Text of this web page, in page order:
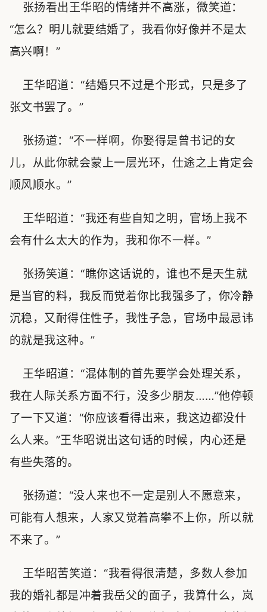
张扬看出王华昭的情绪并不高涨，微笑道：
“怎么？明儿就要结婚了，我看你好像并不是太
高兴啊！”
王华昭道：“结婚只不过是个形式，只是多了
张文书罢了。”
张扬道：“不一样啊，你娶得是曾书记的女
儿，从此你就会蒙上一层光环，仕途之上肯定会
顺风顺水。”
王华昭道：“我还有些自知之明，官场上我不
会有什么太大的作为，我和你不一样。”
张扬笑道：“瞧你这话说的，谁也不是天生就
是当官的料，我反而觉着你比我强多了，你冷静
沉稳，又耐得住性子，我性子急，官场中最忌讳
的就是我这种。”
王华昭道：“混体制的首先要学会处理关系，
我在人际关系方面不行，没多少朋友……”他停顿
了一下又道：“你应该看得出来，我这边都没什
么人来。”王华昭说出这句话的时候，内心还是
有些失落的。
张扬道：“没人来也不一定是别人不愿意来，
可能有人想来，人家又觉着高攀不上你，所以就
不来了。”
王华昭苦笑道：“我看得很清楚，多数人参加
我的婚礼都是冲着我岳父的面子，我算什么，岚